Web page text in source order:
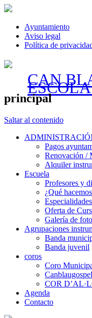
Ayuntamiento
Aviso legal
Política de
CAN
principal
Saltar al contenido
Pagos
Renovación /
Alquiler
Escuela
Profesores y
¿Qué
Oferta de
Galería de
Agrupaciones
Banda
Banda juvenil
coros
Coro
Canblaugospel
COR
Agenda
Contacto